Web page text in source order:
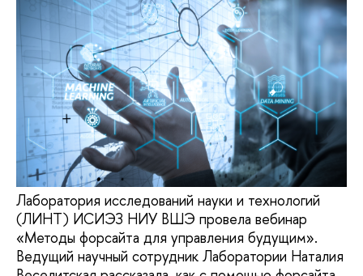
Лаборатория исследований науки и технологий
(ЛИНТ) ИСИЭЗ НИУ ВШЭ провела вебинар
«Методы форсайта для управления будущим».
Ведущий научный сотрудник Лаборатории Наталия